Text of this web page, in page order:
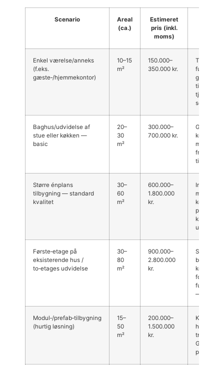
Scenario
Areal
(ca.)
Estimeret
pris (inkl.
moms)
Enkel værelse/anneks
(f.eks.
gæste‑/hjemmekontor)
10–15
m²
150.000–
350.000 kr.
Typisk
godt valg
til
tjek
Baghus/udvidelse af
stue eller køkken —
basic
20–
30
m²
300.000–
700.000 kr.
fra
til
Større énplans
tilbygning — standard
kvalitet
30–
60
m²
600.000–
1.800.000
kr.
Inkl.
moderne
køkken/
påvirker
kræve
ustabil
Første‑etage på
eksisterende hus /
to‑etages udvidelse
30–
80
m²
900.000–
2.800.000
kr.
Større
bærende
— ofte
Modul‑/prefab‑tilbygning
(hurtig løsning)
15–
50
m²
200.000–
1.500.000
kr.
Kan være
hurtigere,
transport
Gilleleje
prisen.